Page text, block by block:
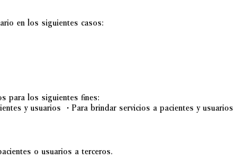
en los siguientes casos:
para los siguientes fines:
y usuarios ・Para brindar servicios a pacientes y usuarios
o usuarios a terceros.